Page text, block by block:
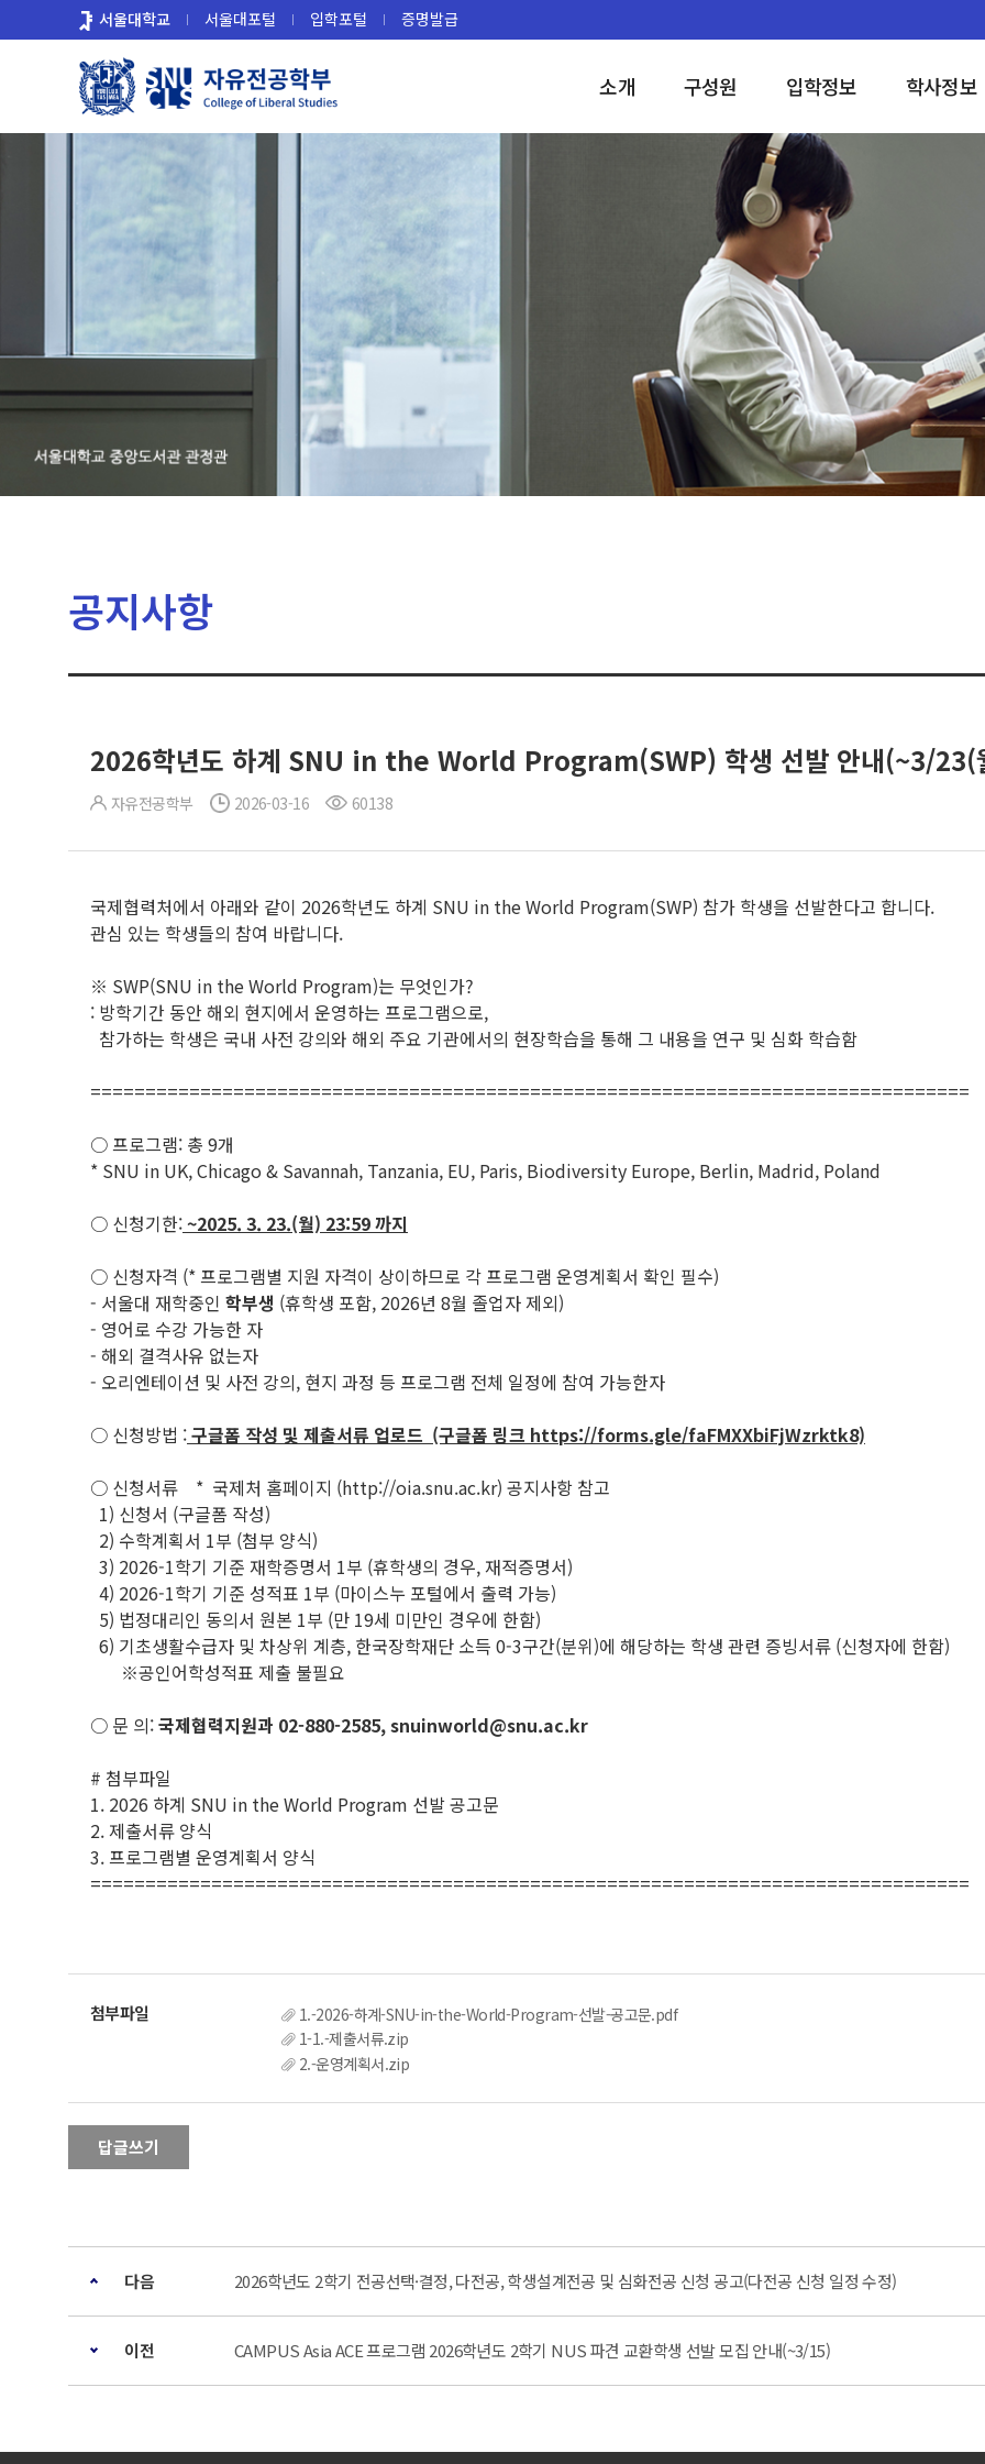
로
서울대학교 서울대포털 입학포털 증명발급
소개 구성원 입학정보 학사정보
공지사항
2026학년도 하계 SNU in the World Program(SWP) 학생 선발 안내(~3/
자유전공학부 2026-03-16 60138
국제협력처에서 아래와 같이 2026학년도 하계 SNU in the World Program(SWP) 참가 학생을 선발한다고 합니다.
관심 있는 학생들의 참여 바랍니다.
※ SWP(SNU in the World Program)는 무엇인가?
: 방학기간 동안 해외 현지에서 운영하는 프로그램으로,
참가하는 학생은 국내 사전 강의와 해외 주요 기관에서의 현장학습을 통해 그 내용을 연구 및 심화 학습함
================================================================================
○ 프로그램: 총 9개
* SNU in UK, Chicago & Savannah, Tanzania, EU, Paris, Biodiversity Europe, Berlin, Madrid, Poland
○ 신청기한:~2025. 3. 23.(월) 23:59 까지
○ 신청자격 (* 프로그램별 지원 자격이 상이하므로 각 프로그램 운영계획서 확인 필수)
- 서울대 재학중인 학부생 (휴학생 포함, 2026년 8월 졸업자 제외)
- 영어로 수강 가능한 자
- 해외 결격사유 없는자
- 오리엔테이션 및 사전 강의, 현지 과정 등 프로그램 전체 일정에 참여 가능한자
○ 신청방법 :구글폼 작성 및 제출서류 업로드 (구글폼 링크 https://forms.gle/faFMXXbiFjWzrktk8)
○ 신청서류 * 국제처 홈페이지 (http://oia.snu.ac.kr) 공지사항 참고
1) 신청서 (구글폼 작성)
2) 수학계획서 1부 (첨부 양식)
3) 2026-1학기 기준 재학증명서 1부 (휴학생의 경우, 재적증명서)
4) 2026-1학기 기준 성적표 1부 (마이스누 포털에서 출력 가능)
5) 법정대리인 동의서 원본 1부 (만 19세 미만인 경우에 한함)
6) 기초생활수급자 및 차상위 계층, 한국장학재단 소득 0-3구간(분위)에 해당하는 학생 관련 증빙서류 (신청자에 한함)
※공인어학성적표 제출 불필요
○ 문 의:국제협력지원과 02-880-2585, snuinworld@snu.ac.kr
# 첨부파일
1. 2026 하계 SNU in the World Program 선발 공고문
2. 제출서류 양식
3. 프로그램별 운영계획서 양식
================================================================================
1.-2026-하계-SNU-in-the-World-Program-선발-공고문.pdf
1-1.-제출서류.zip
2.-운영계획서.zip
답글쓰기
다음 2026학년도 2학기 전공선택·결정, 다전공, 학생설계전공 및 심화전공 신청 공고(다전공 신청 일정 수정)
이전 CAMPUS Asia ACE 프로그램 2026학년도 2학기 NUS 파견 교환학생 선발 모집 안내(~3/15)